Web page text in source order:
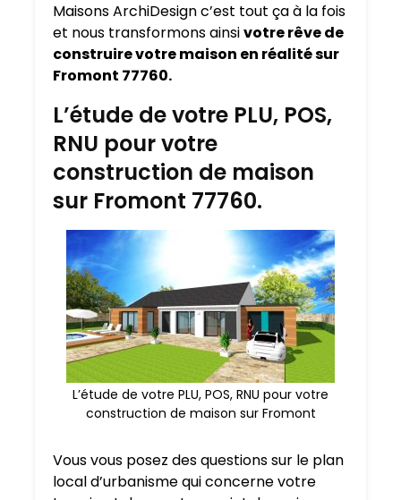
Maisons ArchiDesign c’est tout ça à la fois
et nous transformons ainsivotre rêve de
construire votre maison en réalité sur
Fromont 77760.
L’étude de votre PLU, POS,
RNU pour votre
construction de maison
sur Fromont 77760.
L’étude de votre PLU, POS, RNU pour votre
construction de maison sur Fromont
Vous vous posez des questions sur le plan
local d’urbanisme qui concerne votre